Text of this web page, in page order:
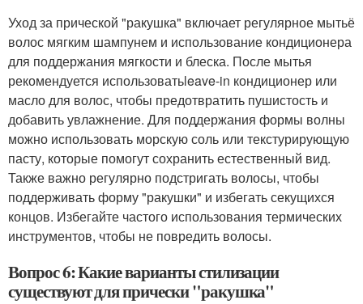
Уход за прической "ракушка" включает регулярное мытьё
волос мягким шампунем и использование кондиционера
для поддержания мягкости и блеска. После мытья
рекомендуется использоватьleave-in кондиционер или
масло для волос, чтобы предотвратить пушистость и
добавить увлажнение. Для поддержания формы волны
можно использовать морскую соль или текстурирующую
пасту, которые помогут сохранить естественный вид.
Также важно регулярно подстригать волосы, чтобы
поддерживать форму "ракушки" и избегать секущихся
концов. Избегайте частого использования термических
инструментов, чтобы не повредить волосы.
Вопрос 6: Какие варианты стилизации
существуют для прически "ракушка"